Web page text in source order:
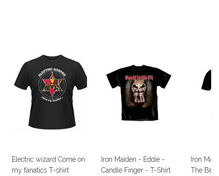
Electric wizard Come on
my fanatics T-shirt
Iron Maiden - Eddie -
Candle Finger - T-Shirt
Iron
The